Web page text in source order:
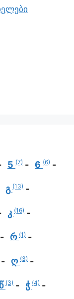
5 (7) 6 (6)
გ (13)
კ (16)
რ (1)
ღ (3)
წ (3) ჭ (4)